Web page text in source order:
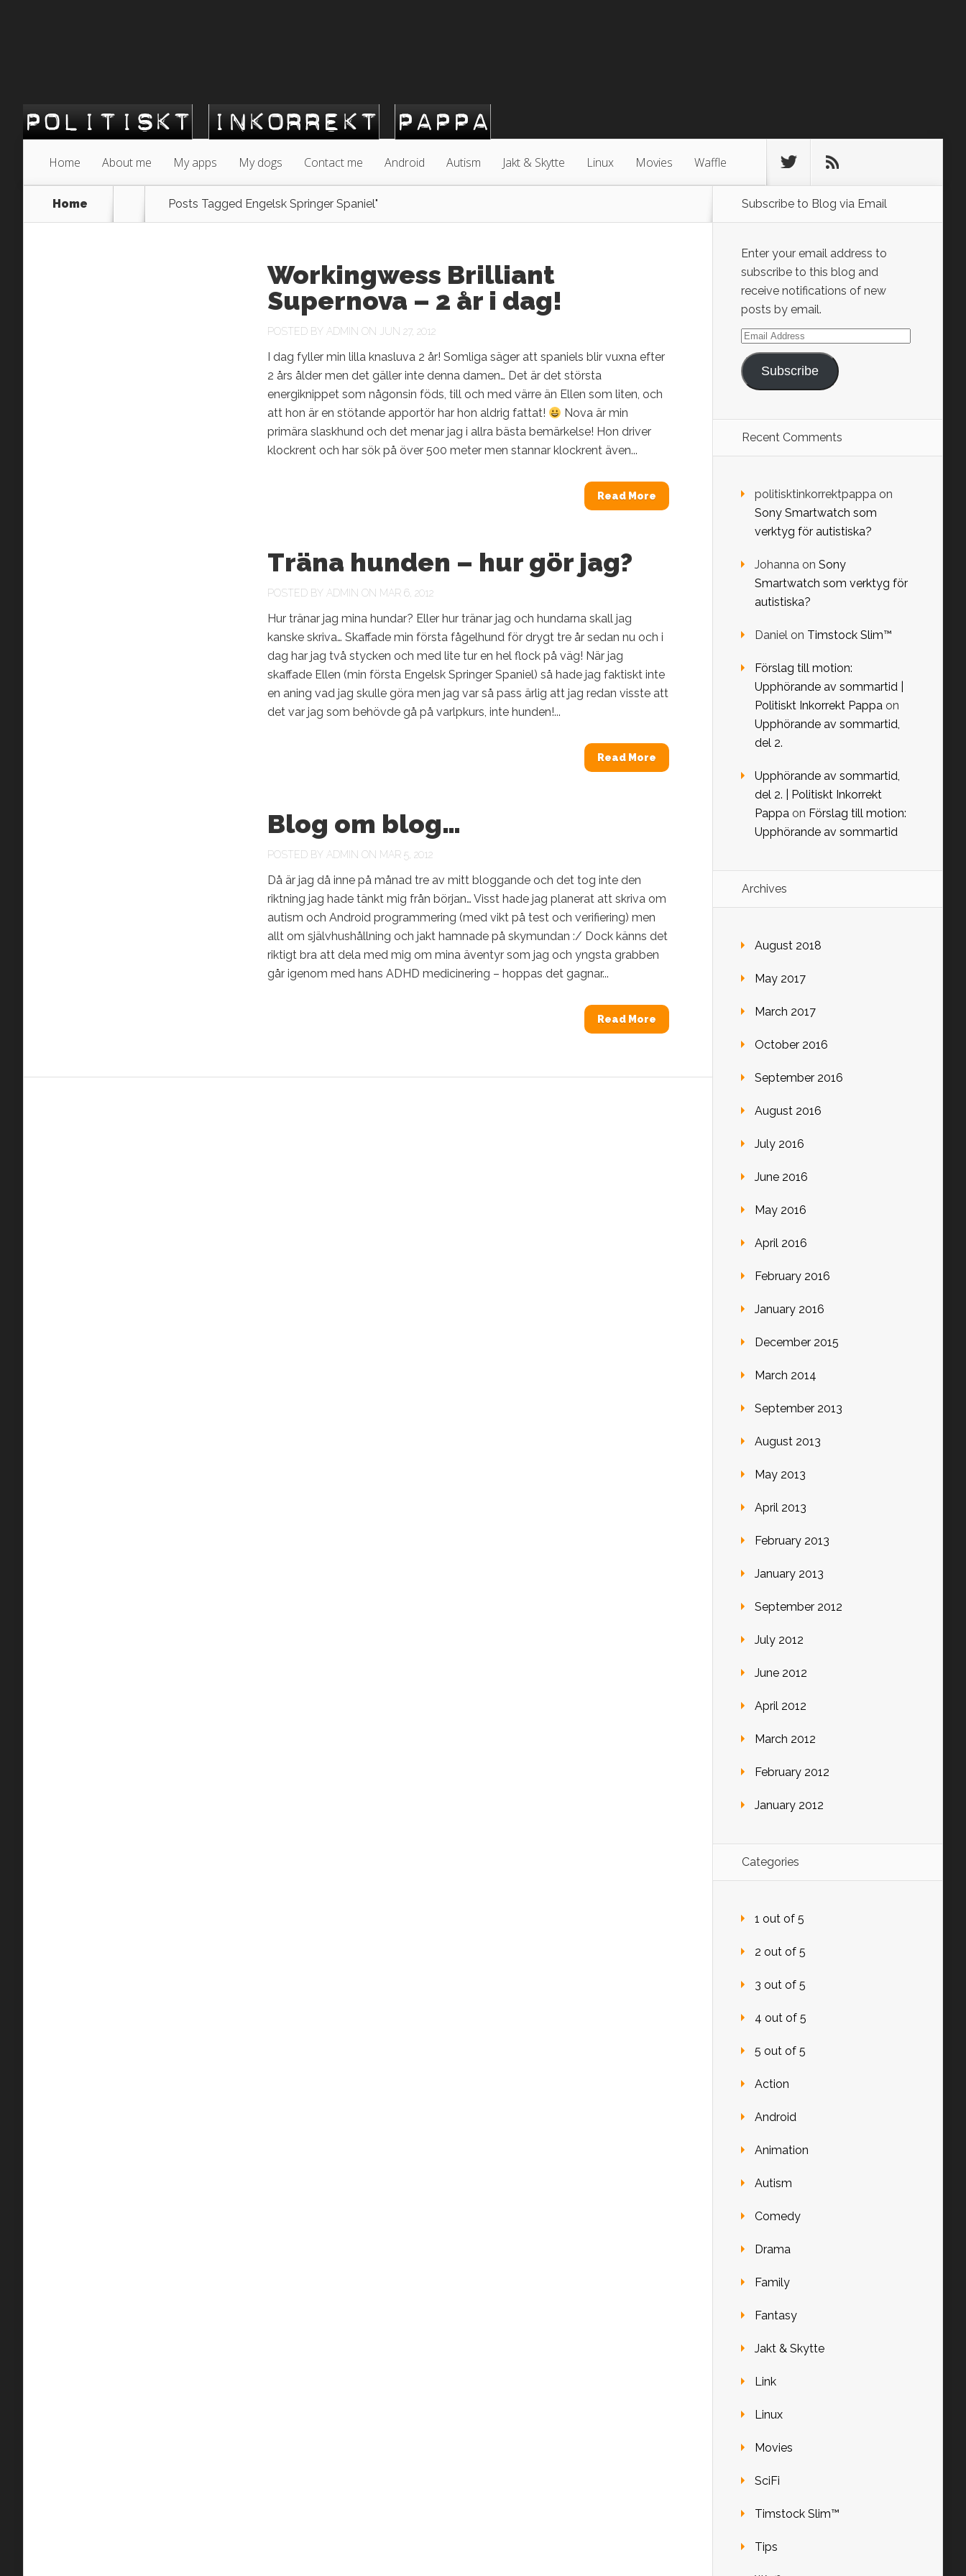
Home About me My apps My dogs Contact me Android Autism Jakt & Skytte Linux Movies Waffle
Home Posts Tagged Engelsk Springer Spaniel"
Workingwess Brilliant
Supernova – 2 år i dag!
POSTED BY ADMIN ON JUN 27, 2012
I dag fyller min lilla knasluva 2 år! Somliga säger att spaniels blir vuxna efter
2 års ålder men det gäller inte denna damen… Det är det största
energiknippet som någonsin föds, till och med värre än Ellen som liten, och
att hon är en stötande apportör har hon aldrig fattat!
Nova är min
primära slaskhund och det menar jag i allra bästa bemärkelse! Hon driver
klockrent och har sök på över 500 meter men stannar klockrent även...
Read More
Träna hunden – hur gör jag?
POSTED BY ADMIN ON MAR 6, 2012
Hur tränar jag mina hundar? Eller hur tränar jag och hundarna skall jag
kanske skriva… Skaffade min första fågelhund för drygt tre år sedan nu och i
dag har jag två stycken och med lite tur en hel flock på väg! När jag
skaffade Ellen (min första Engelsk Springer Spaniel) så hade jag faktiskt inte
en aning vad jag skulle göra men jag var så pass ärlig att jag redan visste att
det var jag som behövde gå på varlpkurs, inte hunden!...
Read More
Blog om blog…
POSTED BY ADMIN ON MAR 5, 2012
Då är jag då inne på månad tre av mitt bloggande och det tog inte den
riktning jag hade tänkt mig från början… Visst hade jag planerat att skriva om
autism och Android programmering (med vikt på test och verifiering) men
allt om självhushållning och jakt hamnade på skymundan :/ Dock känns det
riktigt bra att dela med mig om mina äventyr som jag och yngsta grabben
går igenom med hans ADHD medicinering – hoppas det gagnar...
Read More
Subscribe to Blog via Email
Enter your email address to
subscribe to this blog and
receive notifications of new
posts by email.
Email
Address
Subscribe
Recent Comments
politisktinkorrektpappa on
Sony Smartwatch som
verktyg för autistiska?
Johanna on Sony
Smartwatch som verktyg för
autistiska?
Daniel on Timstock Slim™
Förslag till motion:
Upphörande av sommartid |
Politiskt Inkorrekt Pappa on
Upphörande av sommartid,
del 2.
Upphörande av sommartid,
del 2. | Politiskt Inkorrekt
Pappa on Förslag till motion:
Upphörande av sommartid
Archives
August 2018
May 2017
March 2017
October 2016
September 2016
August 2016
July 2016
June 2016
May 2016
April 2016
February 2016
January 2016
December 2015
March 2014
September 2013
August 2013
May 2013
April 2013
February 2013
January 2013
September 2012
July 2012
June 2012
April 2012
March 2012
February 2012
January 2012
Categories
1 out of 5
2 out of 5
3 out of 5
4 out of 5
5 out of 5
Action
Android
Animation
Autism
Comedy
Drama
Family
Fantasy
Jakt & Skytte
Link
Linux
Movies
SciFi
Timstock Slim™
Tips